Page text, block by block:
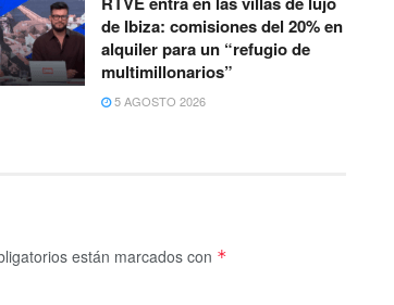
de Ibiza: comisiones del 20% en
alquiler para un “refugio de
multimillonarios”
5 AGOSTO 2026
están marcados con *